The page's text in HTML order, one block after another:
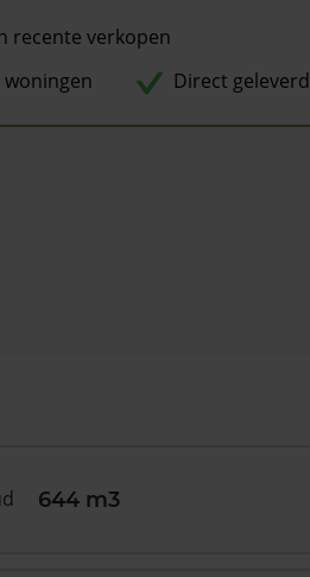
recente verkopen
Direct geleverd
644 m3